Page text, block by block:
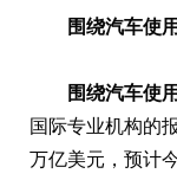
围绕汽车使
围绕汽车使
国际专业机构的
万亿美元，预计